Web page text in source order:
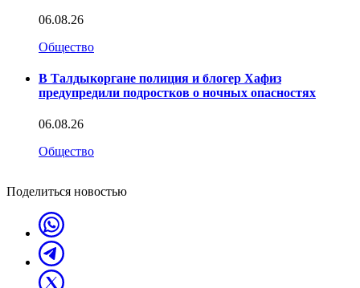
06.08.26
Общество
В Талдыкоргане полиция и блогер Хафиз
предупредили подростков о ночных опасностях
06.08.26
Общество
Поделиться новостью